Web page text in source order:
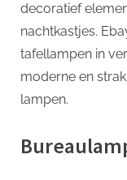
decoratief
nachtkastjes.
tafellampen in
moderne en
lampen.